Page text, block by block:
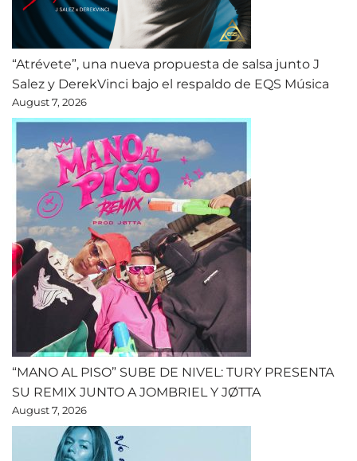
“Atrévete”, una nueva propuesta de salsa junto J
Salez y DerekVinci bajo el respaldo de EQS Música
August 7, 2026
“MANO AL PISO” SUBE DE NIVEL: TURY PRESENTA
SU REMIX JUNTO A JOMBRIEL Y JØTTA
August 7, 2026